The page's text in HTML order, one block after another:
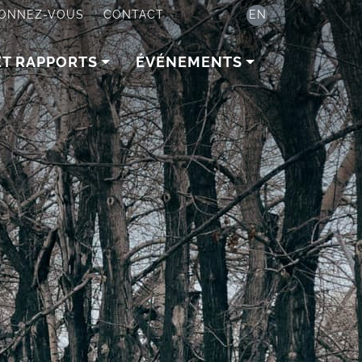
VOUS CONTACT EN
RAPPORTS ÉVÉNEMENTS